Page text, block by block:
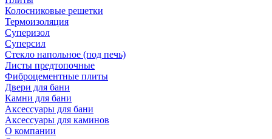
Колосниковые решетки
Термоизоляция
Суперизол
Суперсил
Стекло напольное (под печь)
Листы предтопочные
Фиброцементные плиты
Двери для бани
Камни для бани
Аксессуары для бани
Аксессуары для каминов
О компании